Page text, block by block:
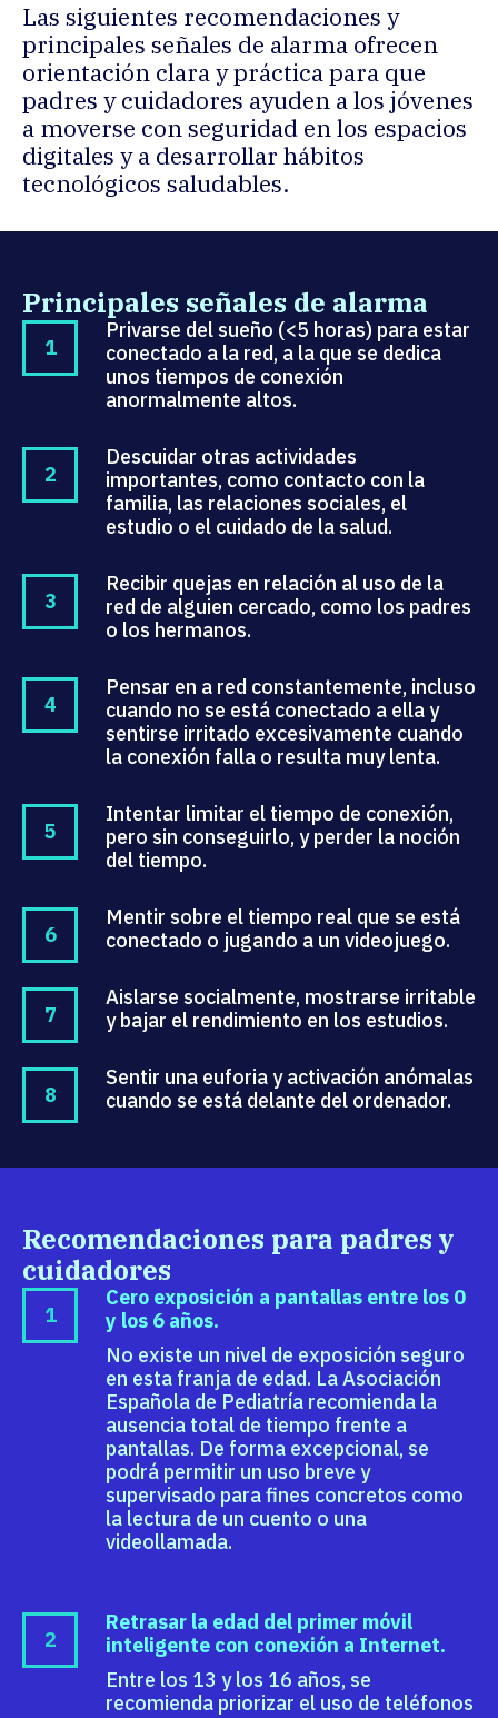
Las siguientes recomendaciones y
principales señales de alarma ofrecen
orientación clara y práctica para que
padres y cuidadores ayuden a los jóvenes
a moverse con seguridad en los espacios
digitales y a desarrollar hábitos
tecnológicos saludables.
Principales señales de alarma
Privarse del sueño (<5 horas) para estar
conectado a la red, a la que se dedica
unos tiempos de conexión
anormalmente altos.
Descuidar otras actividades
importantes, como contacto con la
familia, las relaciones sociales, el
estudio o el cuidado de la salud.
Recibir quejas en relación al uso de la
red de alguien cercado, como los padres
o los hermanos.
Pensar en a red constantemente, incluso
cuando no se está conectado a ella y
sentirse irritado excesivamente cuando
la conexión falla o resulta muy lenta.
Intentar limitar el tiempo de conexión,
pero sin conseguirlo, y perder la noción
del tiempo.
Mentir sobre el tiempo real que se está
conectado o jugando a un videojuego.
Aislarse socialmente, mostrarse irritable
y bajar el rendimiento en los estudios.
Sentir una euforia y activación anómalas
cuando se está delante del ordenador.
Recomendaciones para padres y
cuidadores
Cero exposición a pantallas entre los 0
y los 6 años.
No existe un nivel de exposición seguro
en esta franja de edad. La Asociación
Española de Pediatría recomienda la
ausencia total de tiempo frente a
pantallas. De forma excepcional, se
podrá permitir un uso breve y
supervisado para fines concretos como
la lectura de un cuento o una
videollamada.
Retrasar la edad del primer móvil
inteligente con conexión a Internet.
Entre los 13 y los 16 años, se
recomienda priorizar el uso de teléfonos